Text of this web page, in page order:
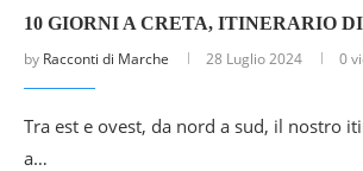
10 GIORNI A CRETA, ITINERARIO
by Racconti di Marche 28 Luglio 2024 0
Tra est e ovest, da nord a sud, il nostro
a…